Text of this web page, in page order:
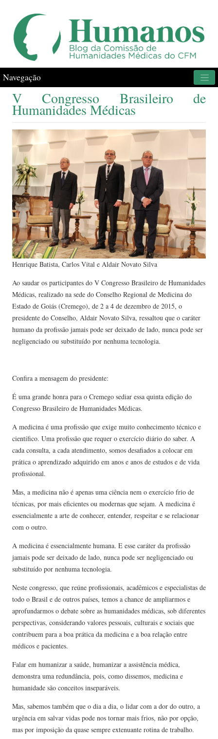
Navegação
V Congresso Brasileiro de
Humanidades Médicas
Henrique Batista, Carlos Vital e Aldair Novato Silva
Ao saudar os participantes do V Congresso Brasileiro de Humanidades
Médicas, realizado na sede do Conselho Regional de Medicina do
Estado de Goiás (Cremego), de 2 a 4 de dezembro de 2015, o
presidente do Conselho, Aldair Novato Silva, ressaltou que o caráter
humano da profissão jamais pode ser deixado de lado, nunca pode ser
negligenciado ou substituído por nenhuma tecnologia.
Confira a mensagem do presidente:
É uma grande honra para o Cremego sediar essa quinta edição do
Congresso Brasileiro de Humanidades Médicas.
A medicina é uma profissão que exige muito conhecimento técnico e
científico. Uma profissão que requer o exercício diário do saber. A
cada consulta, a cada atendimento, somos desafiados a colocar em
prática o aprendizado adquirido em anos e anos de estudos e de vida
profissional.
Mas, a medicina não é apenas uma ciência nem o exercício frio de
técnicas, por mais eficientes ou modernas que sejam. A medicina é
essencialmente a arte de conhecer, entender, respeitar e se relacionar
com o outro.
A medicina é essencialmente humana. E esse caráter da profissão
jamais pode ser deixado de lado, nunca pode ser negligenciado ou
substituído por nenhuma tecnologia.
Neste congresso, que reúne profissionais, acadêmicos e especialistas de
todo o Brasil e de outros países, temos a chance de ampliarmos e
aprofundarmos o debate sobre as humanidades médicas, sob diferentes
perspectivas, considerando valores pessoais, culturais e sociais que
contribuem para a boa prática da medicina e a boa relação entre
médicos e pacientes.
Falar em humanizar a saúde, humanizar a assistência médica,
demonstra uma redundância, pois, como dissemos, medicina e
humanidade são conceitos inseparáveis.
Mas, sabemos também que o dia a dia, o lidar com a dor do outro, a
urgência em salvar vidas pode nos tornar mais frios, não por opção,
mas por imposição da quase sempre extenuante rotina de trabalho.